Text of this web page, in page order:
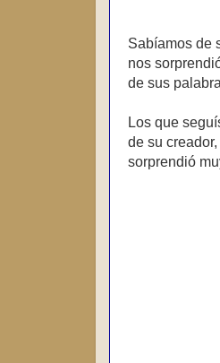
Sabíamos de
nos
de sus
Los que
de su
sorprendió